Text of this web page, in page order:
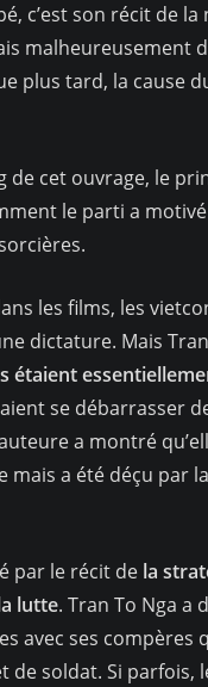
c’est son récit de la
malheureusement
plus tard, la cause
cet ouvrage, le
le parti a
les films, les
dictature. Mais
étaient
se débarrasser
a montré
mais a été déçu par
par le récit de la
lutte. Tran To Nga a
avec ses compères
soldat. Si parfois,